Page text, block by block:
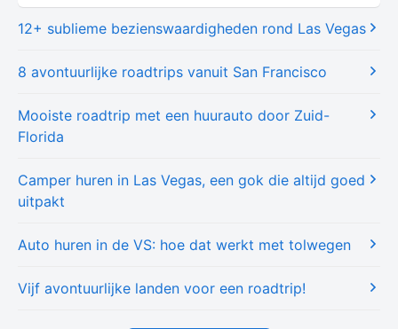
12+ sublieme bezienswaardigheden rond Las Vegas
8 avontuurlijke roadtrips vanuit San Francisco
Mooiste roadtrip met een huurauto door Zuid-
Florida
Camper huren in Las Vegas, een gok die altijd goed
uitpakt
Auto huren in de VS: hoe dat werkt met tolwegen
Vijf avontuurlijke landen voor een roadtrip!